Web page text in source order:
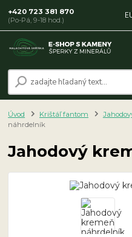
+420 723 381 870
(Po-Pá, 9-18 hod.)
Úvod Krištáľ fantom
náhrdelník
Jahodový